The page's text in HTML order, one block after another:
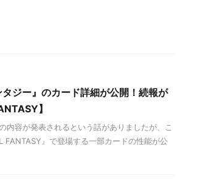
ジー』のカード詳細が公開！続報が
】
内容が発表されるという話がありましたが、こ
』で登場する一部カードの性能が公